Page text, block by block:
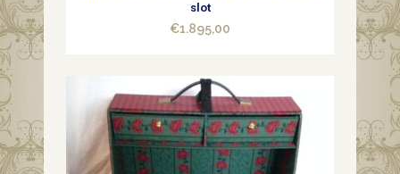
slot
€1.895,00